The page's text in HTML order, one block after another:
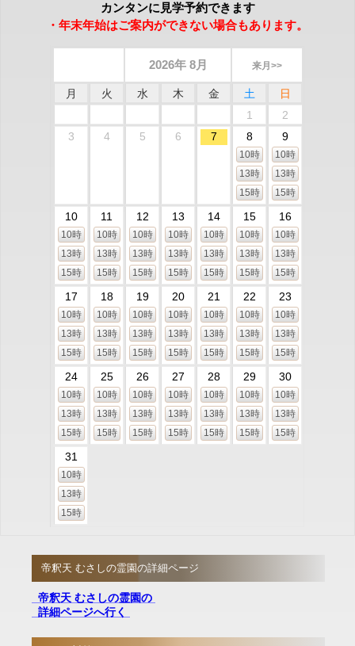
カンタンに見学予約できます
・年末年始はご案内ができない場合もあります。
2026年 8月 来月>>
月 火 水 木 金 土
日
1
2
3
4 5 6 7 8
10時
13時
15時
9
10時
13時
15時
10
10時
13時
15時
11
10時
13時
15時
12
10時
13時
15時
13
10時
13時
15時
14
10時
13時
15時
15
10時
13時
15時
16
10時
13時
15時
17
10時
13時
15時
18
10時
13時
15時
19
10時
13時
15時
20
10時
13時
15時
21
10時
13時
15時
22
10時
13時
15時
23
10時
13時
15時
24
10時
13時
15時
25
10時
13時
15時
26
10時
13時
15時
27
10時
13時
15時
28
10時
13時
15時
29
10時
13時
15時
30
10時
13時
15時
31
10時
13時
15時
帝釈天 むさしの霊園の詳細ページ
帝釈天 むさしの霊園の
詳細ページへ行く